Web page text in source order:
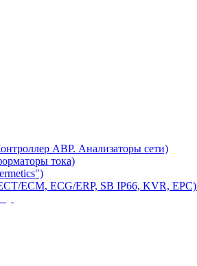
АВР. Анализаторы сети)
тока)
ECM, ECG/ERP, SB IP66, KVR, EPC)